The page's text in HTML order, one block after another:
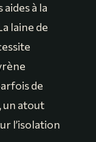
à la
laine de
de
un atout
l’isolation